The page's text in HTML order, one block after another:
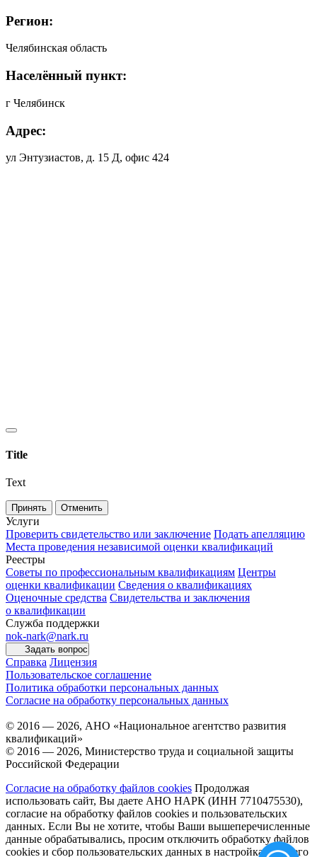
Регион:
Челябинская область
Населённый пункт:
г Челябинск
Адрес:
ул Энтузиастов, д. 15 Д, офис 424
Title
Text
Принять Отменить
Услуги
Проверить свидетельство или заключение Подать апелляцию
Места проведения независимой оценки квалификаций
Реестры
Советы по профессиональным квалификациям Центры
оценки квалификации Сведения о квалификациях
Оценочные средства Свидетельства и заключения
о квалификации
Служба поддержки
nok-nark@nark.ru
Задать вопрос
Справка Лицензия
Пользовательское соглашение
Политика обработки персональных данных
Согласие на обработку персональных данных
© 2016 — 2026, АНО «Национальное агентство развития
квалификаций»
© 2016 — 2026, Министерство труда и социальной защиты
Российской Федерации
Согласие на обработку файлов cookies Продолжая
использовать сайт, Вы даете АНО НАРК (ИНН 7710475530),
согласие на обработку файлов cookies и пользовательских
данных. Если Вы не хотите, чтобы Ваши вышеперечисленные
данные обрабатывались, просим отключить обработку файлов
cookies и сбор пользовательских данных в настройках Вашего